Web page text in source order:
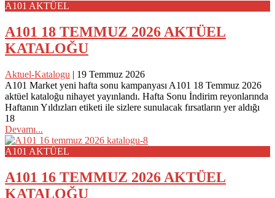
A101 AKTÜEL
A101 18 TEMMUZ 2026 AKTÜEL
KATALOĞU
Aktuel-Katalogu | 19 Temmuz 2026
A101 Market yeni hafta sonu kampanyası A101 18 Temmuz 2026
aktüel kataloğu nihayet yayınlandı. Hafta Sonu İndirim reyonlarında
Haftanın Yıldızları etiketi ile sizlere sunulacak fırsatların yer aldığı
18
Devamı...
A101 AKTÜEL
A101 16 TEMMUZ 2026 AKTÜEL
KATALOĞU